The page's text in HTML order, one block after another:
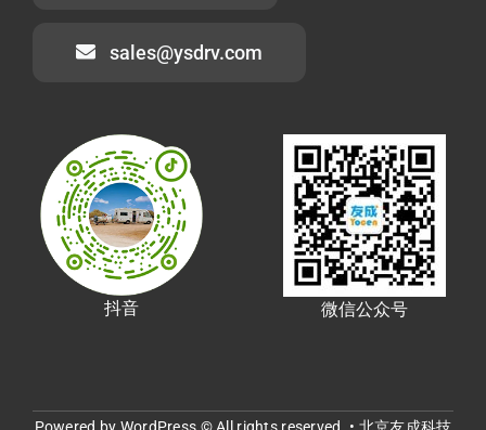
sales@ysdrv.com
抖音 微信公众号
Powered by WordPress © All rights reserved. • 北京友成科技